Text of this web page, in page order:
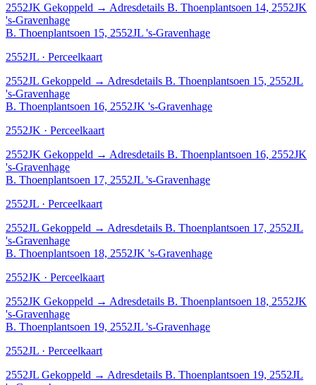
2552JK Gekoppeld → Adresdetails B. Thoenplantsoen 14, 2552JK
's-Gravenhage
B. Thoenplantsoen 15, 2552JL 's-Gravenhage
2552JL · Perceelkaart
2552JL Gekoppeld → Adresdetails B. Thoenplantsoen 15, 2552JL
's-Gravenhage
B. Thoenplantsoen 16, 2552JK 's-Gravenhage
2552JK · Perceelkaart
2552JK Gekoppeld → Adresdetails B. Thoenplantsoen 16, 2552JK
's-Gravenhage
B. Thoenplantsoen 17, 2552JL 's-Gravenhage
2552JL · Perceelkaart
2552JL Gekoppeld → Adresdetails B. Thoenplantsoen 17, 2552JL
's-Gravenhage
B. Thoenplantsoen 18, 2552JK 's-Gravenhage
2552JK · Perceelkaart
2552JK Gekoppeld → Adresdetails B. Thoenplantsoen 18, 2552JK
's-Gravenhage
B. Thoenplantsoen 19, 2552JL 's-Gravenhage
2552JL · Perceelkaart
2552JL Gekoppeld → Adresdetails B. Thoenplantsoen 19, 2552JL